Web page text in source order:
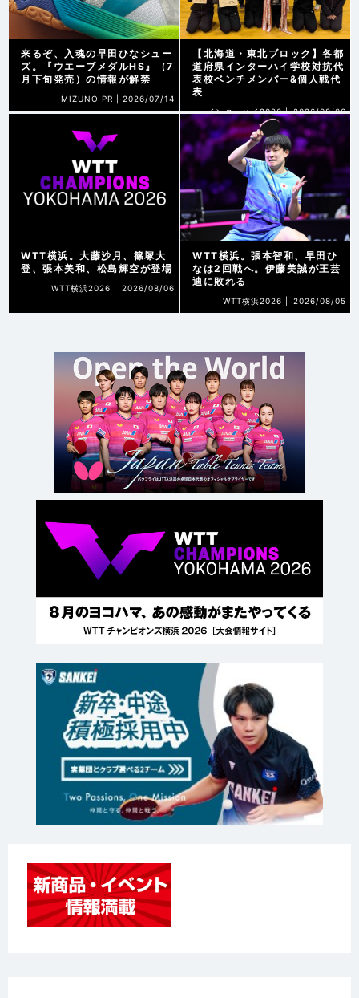
来るぞ、入魂の早田ひなシュー
ズ。『ウエーブメダルHS』（7
月下旬発売）の情報が解禁
MIZUNO PR | 2026/07/14
【北海道・東北ブロック】各都
道府県インターハイ学校対抗代
表校ベンチメンバー&個人戦代
表
インターハイ2026 | 2026/08/06
WTT横浜。大藤沙月、篠塚大
登、張本美和、松島輝空が登場
WTT横浜2026 | 2026/08/06
WTT横浜。張本智和、早田ひ
なは2回戦へ。伊藤美誠が王芸
迪に敗れる
WTT横浜2026 | 2026/08/05